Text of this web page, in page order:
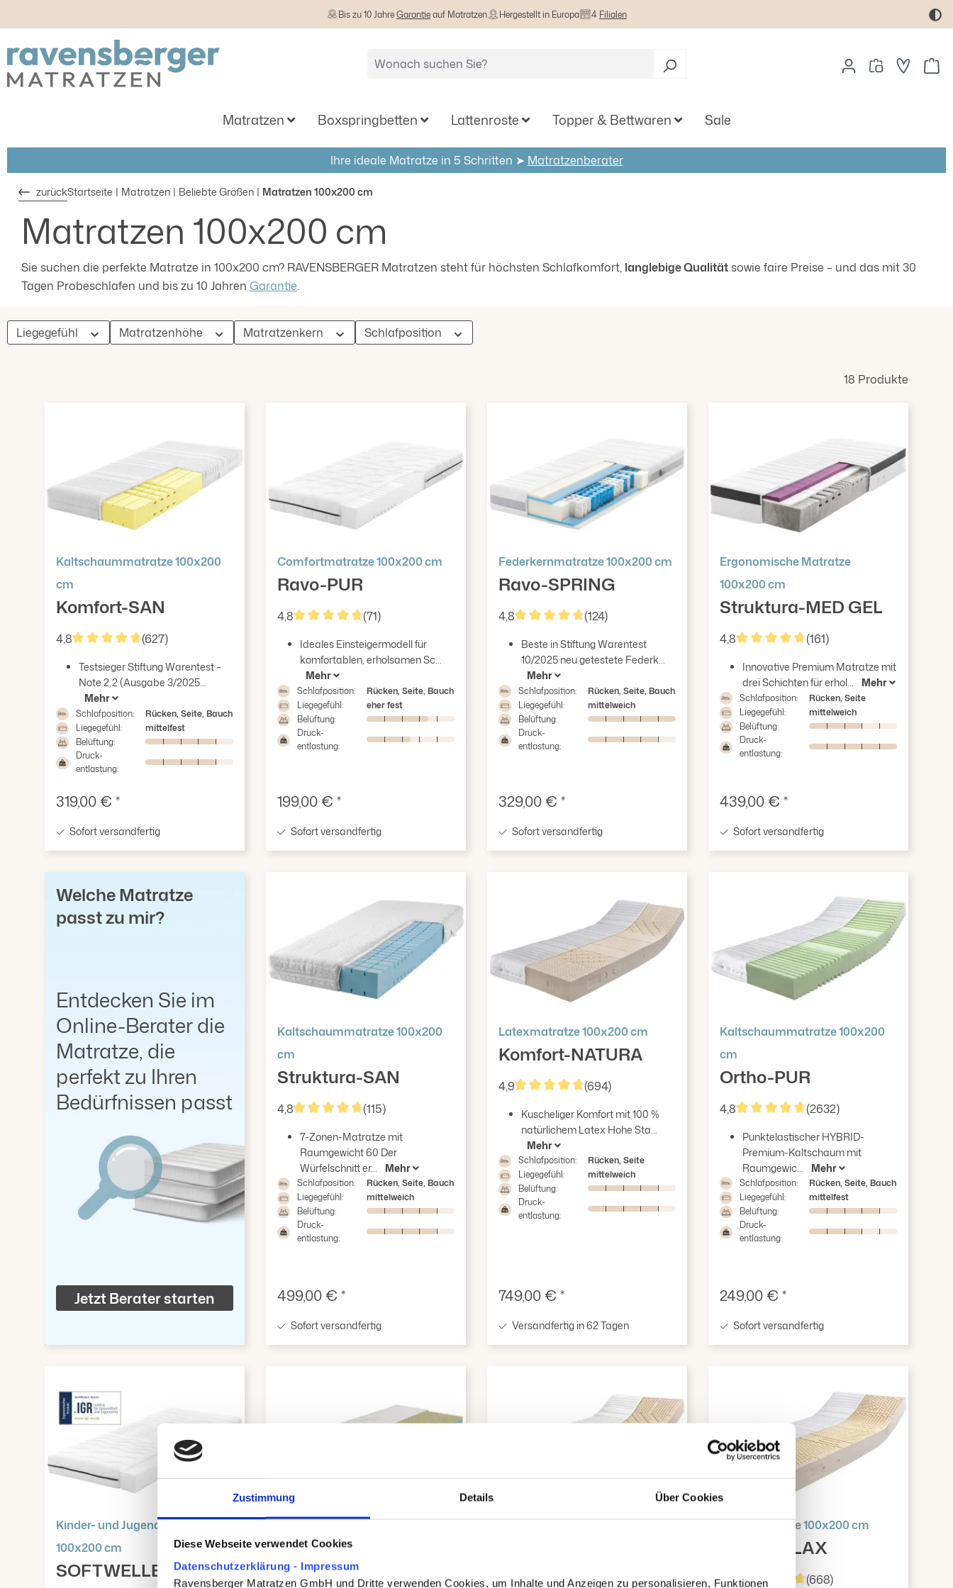
Zustimmung Details Über Cookies
Diese Webseite verwendet Cookies
Datenschutzerklärung - Impressum
Ravensberger Matratzen GmbH und Dritte verwenden Cookies, um Inhalte und Anzeigen zu personalisieren, Funktionen
Bis zu 10 JahreGarantieauf Matratzen Hergestellt in Europa 4 Filialen
Du
Matratzen Boxspringbetten Lattenroste Topper & Bettwaren Sale
Ihre ideale Matratze in 5 Schritten ➤ Matratzenberater
zurückStartseite Matratzen Beliebte Größen Matratzen 100x200 cm
Matratzen 100x200 cm
Sie suchen die perfekte Matratze in 100x200 cm? RAVENSBERGER Matratzen steht für höchsten Schlafkomfort, langlebige Qualitätsowie faire Preise – und das mit 30
Tagen Probeschlafen und bis zu 10 Jahren Garantie.
Liegegefühl Matratzenhöhe Matratzenkern Schlafposition
18 Produkte
Kaltschaummatratze 100x200
cm
Komfort-SAN
4,8
Durchschnittliche Bewertung von 4.8 von 5 Sternen
(627)
Testsieger Stiftung Warentest –
Note 2,2 (Ausgabe 3/2025...
Mehr
Schlafposition:
Rücken, Seite, Bauch
Liegegefühl:
mittelfest
Belüftung:
Druck-
entlastung:
Verkaufspreis:
319,00 € *
Sofort versandfertig
Comfortmatratze 100x200 cm
Ravo-PUR
4,8
(71)
Ideales Einsteigermodell für
komfortablen, erholsamen Sc...
Mehr
Schlafposition:
Rücken, Seite, Bauch
Liegegefühl:
eher fest
Belüftung:
Druck-
entlastung:
Verkaufspreis:
199,00 € *
Sofort versandfertig
Federkernmatratze 100x200 cm
Ravo-SPRING
4,8
Durchschnittliche Bewertung von 4.83 von 5 Sternen
(124)
Beste in Stiftung Warentest
10/2025 neu getestete Federk...
Mehr
Schlafposition:
Rücken, Seite, Bauch
Liegegefühl:
mittelweich
Belüftung:
Druck-
entlastung:
Verkaufspreis:
329,00 € *
Sofort versandfertig
Ergonomische Matratze
100x200 cm
Struktura-MED GEL
4,8
(161)
Innovative Premium Matratze mit
drei Schichten für erhol...
Mehr
Schlafposition:
Rücken, Seite
Liegegefühl:
mittelweich
Belüftung:
Druck-
entlastung:
Verkaufspreis:
439,00 € *
Sofort versandfertig
Welche Matratze
passt zu mir?
Entdecken Sie im
Online-Berater die
Matratze, die
perfekt zu Ihren
Bedürfnissen passt
Jetzt Berater starten
Kaltschaummatratze 100x200
cm
Struktura-SAN
4,8
Durchschnittliche Bewertung von 4.84 von 5 Sternen
(115)
7-Zonen-Matratze mit
Raumgewicht 60 Der
Würfelschnitt er...
Mehr
Schlafposition:
Rücken, Seite, Bauch
Liegegefühl:
mittelweich
Belüftung:
Druck-
entlastung:
Verkaufspreis:
499,00 € *
Sofort versandfertig
Latexmatratze 100x200 cm
Komfort-NATURA
4,9
Durchschnittliche Bewertung von 4.86 von 5 Sternen
(694)
Kuscheliger Komfort mit 100 %
natürlichem Latex Hohe Sta...
Mehr
Schlafposition:
Rücken, Seite
Liegegefühl:
mittelweich
Belüftung:
Druck-
entlastung:
Verkaufspreis:
749,00 € *
Versandfertig in 62 Tagen
Kaltschaummatratze 100x200
cm
Ortho-PUR
4,8
(2632)
Punktelastischer HYBRID-
Premium-Kaltschaum mit
Raumgewic...
Mehr
Schlafposition:
Rücken, Seite, Bauch
Liegegefühl:
mittelfest
Belüftung:
Druck-
entlastung:
Verkaufspreis:
249,00 € *
Sofort versandfertig
Kinder- und Jugendmatratze
100x200 cm
SOFTWELLE
Comfortmatratze 100x200 cm
BeCo Nightstyle
Visko
Latexmatratze 100x200 cm
4,8
(171)
Latexmatratze 100x200 cm
Ravo-RELAX
4,8
(668)